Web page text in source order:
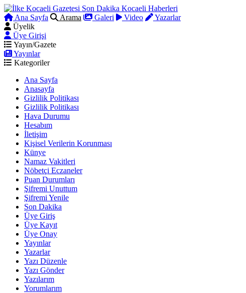
Ana Sayfa Arama Galeri Video
Yazarlar
Üyelik
Üye Girişi
Yayın/Gazete
Yayınlar
Kategoriler
Ana Sayfa
Anasayfa
Gizlilik Politikası
Gizlilik Politikası
Hava Durumu
Hesabım
İletişim
Kişisel Verilerin Korunması
Künye
Namaz Vakitleri
Nöbetçi Eczaneler
Puan Durumları
Şifremi Unuttum
Şifremi Yenile
Son Dakika
Üye Giriş
Üye Kayıt
Üye Onay
Yayınlar
Yazarlar
Yazı Düzenle
Yazı Gönder
Yazılarım
Yorumlarım